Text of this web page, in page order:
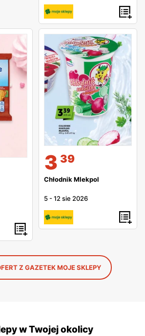
3 39
Chłodnik Mlekpol
5 -12 sie 2026
Z GAZETEK MOJE SKLEPY
w Twojej okolicy